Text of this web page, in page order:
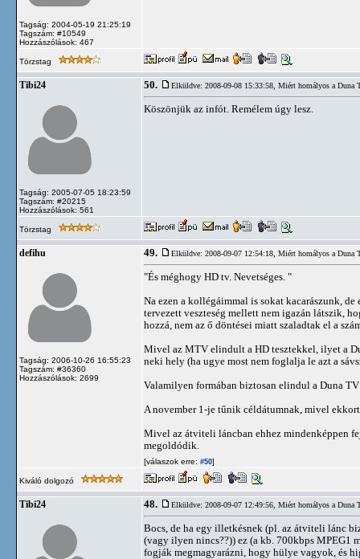
Tagság: 2004-05-19 21:25:19
Tagszám: #10549
Hozzászólások: 467
Törzstag
Tibi24
Tagság: 2005-07-05 18:23:59
Tagszám: #20215
Hozzászólások: 561
50. Elküldve: 2008-09-08 15:33:58, Miért homályos a Duna
Köszönjük az infót. Remélem úgy lesz.
Törzstag
defihu
Tagság: 2006-10-26 16:55:23
Tagszám: #36360
Hozzászólások: 2699
49. Elküldve: 2008-09-07 12:54:18, Miért homályos a Duna
"És méghogy HD tv. Nevetséges. "
Na ezen a kollégáimmal is sokat kacarászunk,
tervezett veszteség mellett nem igazán látszik,
hozzá, nem az ő döntései miatt szaladtak el a
Mivel az MTV elindult a HD tesztekkel, ilyet a
neki hely (ha ugye most nem foglalja le azt a
Valamilyen formában biztosan elindul a Duna
A november 1-je tűnik céldátumnak, mivel
Mivel az átviteli láncban ehhez mindenképpen
megoldódik.
[válaszok erre: #50]
Kiváló dolgozó
Tibi24 48. Elküldve: 2008-09-07 12:49:56, Miért homályos a Duna
Bocs, de ha egy illetkésnek (pl. az átviteli lánc
(vagy ilyen nincs??)) ez (a kb. 700kbps MPEG1
fogják megmagyarázni, hogy hülye vagyok, és